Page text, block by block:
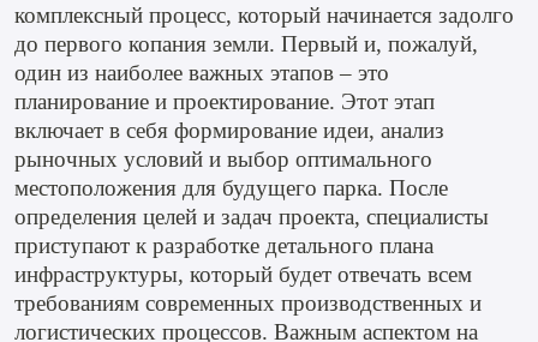
комплексный процесс, который начинается задолго
до первого копания земли. Первый и, пожалуй,
один из наиболее важных этапов – это
планирование и проектирование. Этот этап
включает в себя формирование идеи, анализ
рыночных условий и выбор оптимального
местоположения для будущего парка. После
определения целей и задач проекта, специалисты
приступают к разработке детального плана
инфраструктуры, который будет отвечать всем
требованиям современных производственных и
логистических процессов. Важным аспектом на